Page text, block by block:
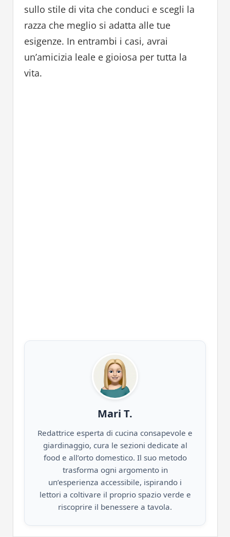
sullo stile di vita che conduci e scegli la
razza che meglio si adatta alle tue
esigenze. In entrambi i casi, avrai
un’amicizia leale e gioiosa per tutta la
vita.
Mari T.
Redattrice esperta di cucina consapevole e
giardinaggio, cura le sezioni dedicate al
food e all’orto domestico. Il suo metodo
trasforma ogni argomento in
un’esperienza accessibile, ispirando i
lettori a coltivare il proprio spazio verde e
riscoprire il benessere a tavola.